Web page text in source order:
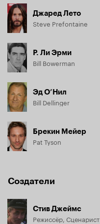
Джаред Лето
Steve Prefontaine
Р. Ли Эрми
Bill Bowerman
Эд О’Нил
Bill Dellinger
Брекин Мейер
Pat Tyson
Создатели
Стив Джеймс
Режиссёр, Сценарист